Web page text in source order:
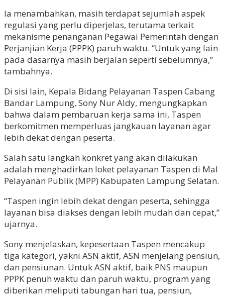
Ia menambahkan, masih terdapat sejumlah aspek
regulasi yang perlu diperjelas, terutama terkait
mekanisme penanganan Pegawai Pemerintah dengan
Perjanjian Kerja (PPPK) paruh waktu. “Untuk yang lain
pada dasarnya masih berjalan seperti sebelumnya,”
tambahnya.
Di sisi lain, Kepala Bidang Pelayanan Taspen Cabang
Bandar Lampung, Sony Nur Aldy, mengungkapkan
bahwa dalam pembaruan kerja sama ini, Taspen
berkomitmen memperluas jangkauan layanan agar
lebih dekat dengan peserta.
Salah satu langkah konkret yang akan dilakukan
adalah menghadirkan loket pelayanan Taspen di Mal
Pelayanan Publik (MPP) Kabupaten Lampung Selatan.
“Taspen ingin lebih dekat dengan peserta, sehingga
layanan bisa diakses dengan lebih mudah dan cepat,”
ujarnya.
Sony menjelaskan, kepesertaan Taspen mencakup
tiga kategori, yakni ASN aktif, ASN menjelang pensiun,
dan pensiunan. Untuk ASN aktif, baik PNS maupun
PPPK penuh waktu dan paruh waktu, program yang
diberikan meliputi tabungan hari tua, pensiun,